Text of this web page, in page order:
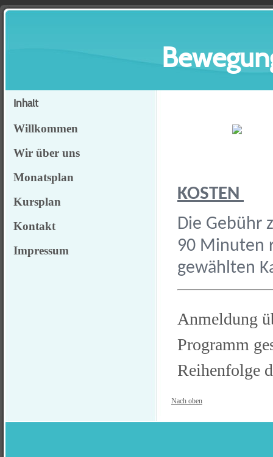
Inhalt
Willkommen
Wir über uns
Monatsplan
Kursplan
Kontakt
Impressum
KOSTEN
Die Gebühr
90 Minuten
gewählten
Anmeldung
Programm
Reihenfolge
Nach oben